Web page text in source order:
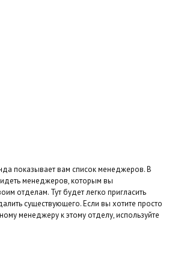
показывает вам список менеджеров. В
менеджеров, которым вы
отделам. Тут будет легко пригласить
существующего. Если вы хотите просто
менеджеру к этому отделу, используйте